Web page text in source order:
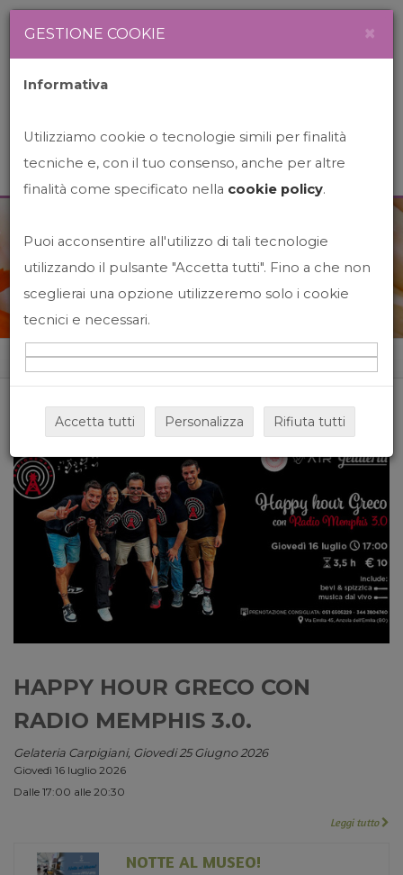
News&Events
Home News&events
HAPPY HOUR GRECO CON
RADIO MEMPHIS 3.0.
Gelateria Carpigiani, Giovedi 25 Giugno 2026
Giovedì 16 luglio 2026
Dalle 17:00 alle 20:30
Leggi tutto
NOTTE AL MUSEO!
GESTIONE COOKIE ×
Informativa
Utilizziamo cookie o tecnologie simili per finalità
tecniche e, con il tuo consenso, anche per altre
finalità come specificato nella cookie policy.
Puoi acconsentire all'utilizzo di tali tecnologie
utilizzando il pulsante "Accetta tutti". Fino a che non
sceglierai una opzione utilizzeremo solo i cookie
tecnici e necessari.
Accetta tutti Personalizza Rifiuta tutti